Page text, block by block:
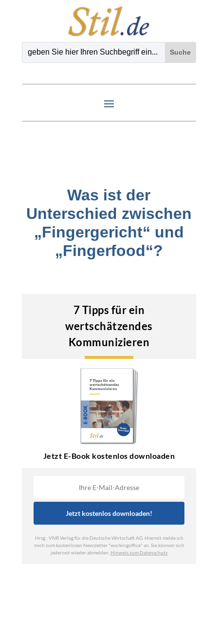
Was ist der
Unterschied zwischen
„Fingergericht“ und
„Fingerfood“?